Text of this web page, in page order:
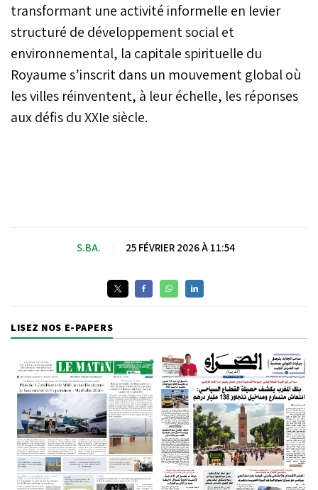
transformant une activité informelle en levier
structuré de développement social et
environnemental, la capitale spirituelle du
Royaume s’inscrit dans un mouvement global où
les villes réinventent, à leur échelle, les réponses
aux défis du XXIe siècle.
S.BA. 25 FÉVRIER 2026 À 11:54
LISEZ NOS E-PAPERS